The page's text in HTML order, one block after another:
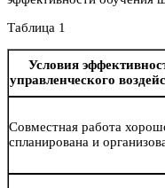
Таблица 1
Условия
управленческого
Совместная работа
спланирована и